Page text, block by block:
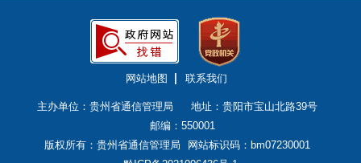
网站地图 联系我们
主办单位：贵州省通信管理局
地址：贵阳市宝山北路39号
邮编：550001
版权所有：贵州省通信管理局
网站标识码：bm07230001